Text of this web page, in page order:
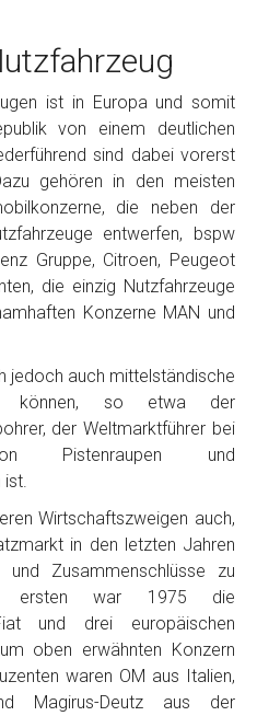
ist in Europa und somit
von einem deutlichen
sind dabei vorerst
gehören in den meisten
die neben der
entwerfen, bspw
Gruppe, Citroen, Peugeot
die einzig Nutzfahrzeuge
Konzerne MAN und
jedoch auch mittelständische
können, so etwa der
der Weltmarktführer bei
Pistenraupen und
ist.
Wirtschaftszweigen auch,
in den letzten Jahren
Zusammenschlüsse zu
ersten war 1975 die
und drei europäischen
oben erwähnten Konzern
waren OM aus Italien,
Magirus-Deutz aus der